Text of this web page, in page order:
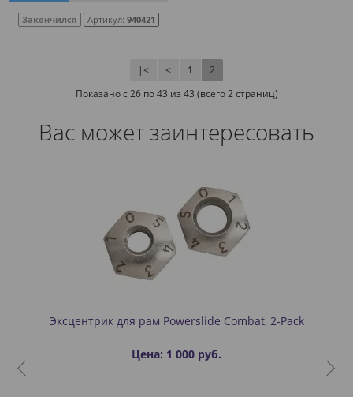
Закончился Артикул: 940421
|< < 1 2
Показано с 26 по 43 из 43 (всего 2 страниц)
Вас может заинтересовать
Эксцентрик для рам Powerslide Combat, 2-Pack
Цена: 1 000 руб.